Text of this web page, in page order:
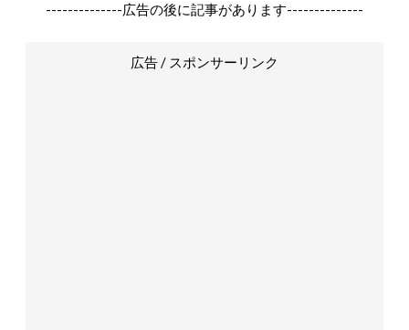
--------------広告の後に記事があります--------------
広告 / スポンサーリンク